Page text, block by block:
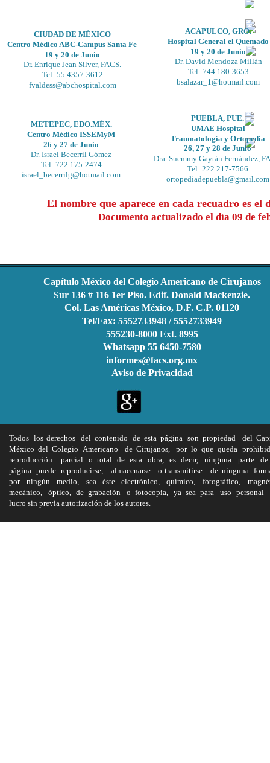
Todos los derechos del contenido de esta página son propiedad del
México del Colegio Americano de Cirujanos, por lo que queda
reproducción
parcial o total de esta obra, es decir, ninguna parte
de
página puede reproducirse, almacenarse o transmitirse de ninguna
por
ningún medio, sea éste electrónico, químico, fotográfico,
mecánico,
óptico, de grabación o fotocopia, ya sea para uso personal
lucro sin previa autorización de los autores.
Capítulo México del Colegio Americano de Cirujanos
Sur 136 # 116 1er Piso. Edif. Donald Mackenzie.
Col. Las Américas México, D.F. C.P. 01120
Tel/Fax: 5552733948 / 5552733949
555230-8000 Ext. 8995
Whatsapp 55 6450-7580
informes@facs.org.mx
Aviso de Privacidad
El nombre que aparece en cada recuadro es
Documento actualizado el día 09 de
CIUDAD DE MÉXICO
Centro Médico ABC-Campus Santa Fe
19 y 20 de Junio
Dr. Enrique Jean Silver, FACS.
Tel: 55 4357-3612
fvaldess@abchospital.com
PUEBLA, PUE.
UMAE Hospital
Traumatología y Ortopedia
26, 27 y 28 de Junio
Dra. Suemmy Gaytán Fernández,
Tel: 222 217-7566
ortopediadepuebla@gmail.com
METEPEC, EDO.MÉX.
Centro Médico ISSEMyM
26 y 27 de Junio
Dr. Israel Becerril Gómez
Tel: 722 175-2474
israel_becerrilg@hotmail.com
ACAPULCO, GRO.
Hospital General el Quemado
19 y 20 de Junio
Dr. David Mendoza Millán
Tel: 744 180-3653
bsalazar_1@hotmail.com